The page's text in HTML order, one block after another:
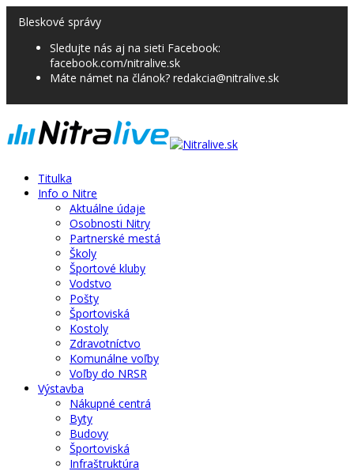
Bleskové správy
Sledujte nás aj na sieti Facebook:
facebook.com/nitralive.sk
Máte námet na článok? redakcia@nitralive.sk
Titulka
Info o Nitre
Aktuálne údaje
Osobnosti Nitry
Partnerské mestá
Školy
Športové kluby
Vodstvo
Pošty
Športoviská
Kostoly
Zdravotníctvo
Komunálne voľby
Voľby do NRSR
Výstavba
Nákupné centrá
Byty
Budovy
Športoviská
Infraštruktúra